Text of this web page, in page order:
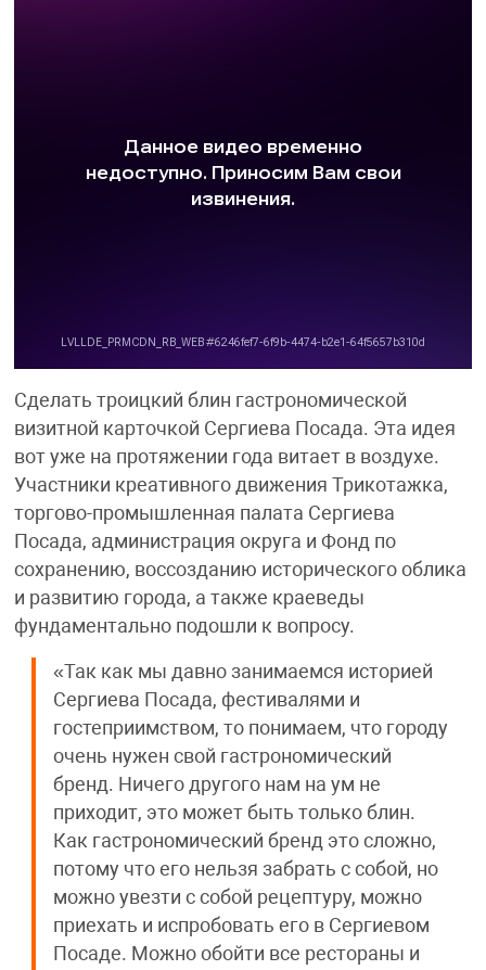
Сделать троицкий блин гастрономической
визитной карточкой Сергиева Посада. Эта идея
вот уже на протяжении года витает в воздухе.
Участники креативного движения Трикотажка,
торгово-промышленная палата Сергиева
Посада, администрация округа и Фонд по
сохранению, воссозданию исторического облика
и развитию города, а также краеведы
фундаментально подошли к вопросу.
«Так как мы давно занимаемся историей
Сергиева Посада, фестивалями и
гостеприимством, то понимаем, что городу
очень нужен свой гастрономический
бренд. Ничего другого нам на ум не
приходит, это может быть только блин.
Как гастрономический бренд это сложно,
потому что его нельзя забрать с собой, но
можно увезти с собой рецептуру, можно
приехать и испробовать его в Сергиевом
Посаде. Можно обойти все рестораны и